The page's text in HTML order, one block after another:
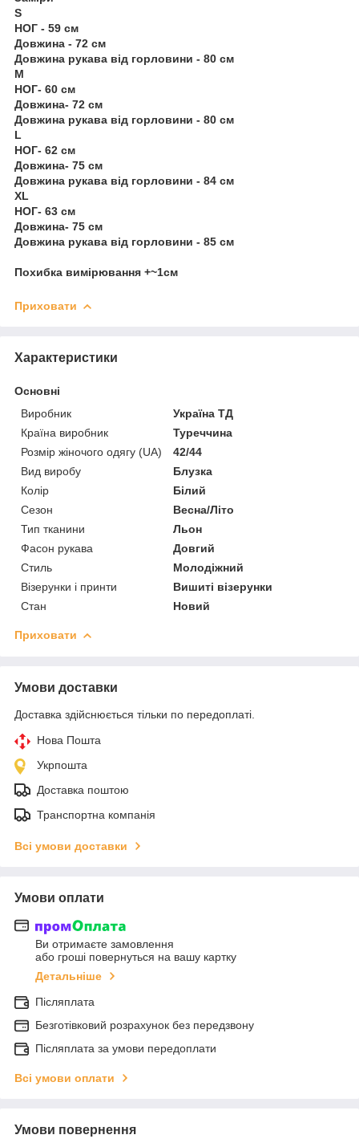
S
НОГ - 59 см
Довжина - 72 см
Довжина рукава від горловини - 80 см
М
НОГ- 60 см
Довжина- 72 см
Довжина рукава від горловини - 80 см
L
НОГ- 62 см
Довжина- 75 см
Довжина рукава від горловини - 84 см
XL
НОГ- 63 см
Довжина- 75 см
Довжина рукава від горловини - 85 см
Похибка вимірювання +~1см
Приховати
Характеристики
Основні
Виробник
Україна ТД
Країна виробник
Туреччина
Розмір жіночого одягу (UA)
42/44
Вид виробу
Блузка
Колір
Білий
Сезон
Весна/Літо
Тип тканини
Льон
Фасон рукава
Довгий
Стиль
Молодіжний
Візерунки і принти
Вишиті візерунки
Стан
Новий
Приховати
Умови доставки
Доставка здійснюється тільки по передоплаті.
Нова Пошта
Укрпошта
Доставка поштою
Транспортна компанія
Всі умови доставки
Умови оплати
Ви отримаєте замовлення
або гроші повернуться на вашу картку
Детальніше
Післяплата
Безготівковий розрахунок без передзвону
Післяплата за умови передоплати
Всі умови оплати
Умови повернення